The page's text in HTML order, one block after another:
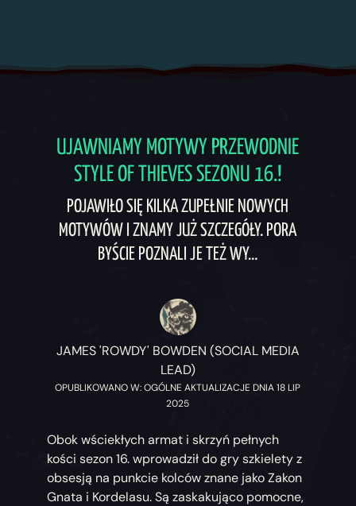
UJAWNIAMY MOTYWY PRZEWODNIE
STYLE OF THIEVES SEZONU 16.!
POJAWIŁO SIĘ KILKA ZUPEŁNIE NOWYCH
MOTYWÓW I ZNAMY JUŻ SZCZEGÓŁY. PORA
BYŚCIE POZNALI JE TEŻ WY…
JAMES 'ROWDY' BOWDEN (SOCIAL MEDIA
LEAD)
OPUBLIKOWANO W: OGÓLNE AKTUALIZACJE DNIA 18 LIP
2025
Obok wściekłych armat i skrzyń pełnych
kości sezon 16. wprowadził do gry szkielety z
obsesją na punkcie kolców znane jako Zakon
Gnata i Kordelasu. Są zaskakująco pomocne,